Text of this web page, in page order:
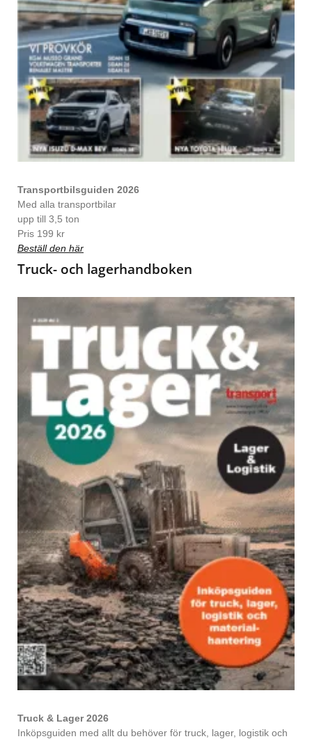
Transportbilsguiden 2026
Med alla transportbilar
upp till 3,5 ton
Pris 199 kr
Beställ den här
Truck- och lagerhandboken
Truck & Lager 2026
Inköpsguiden med allt du behöver för truck, lager, logistik och